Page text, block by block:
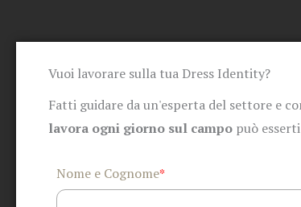
Vuoi lavorare sulla tua Dress Identity?
Fatti guidare da un'esperta del settore e
lavora ogni giorno sul campo può
Nome e Cognome*